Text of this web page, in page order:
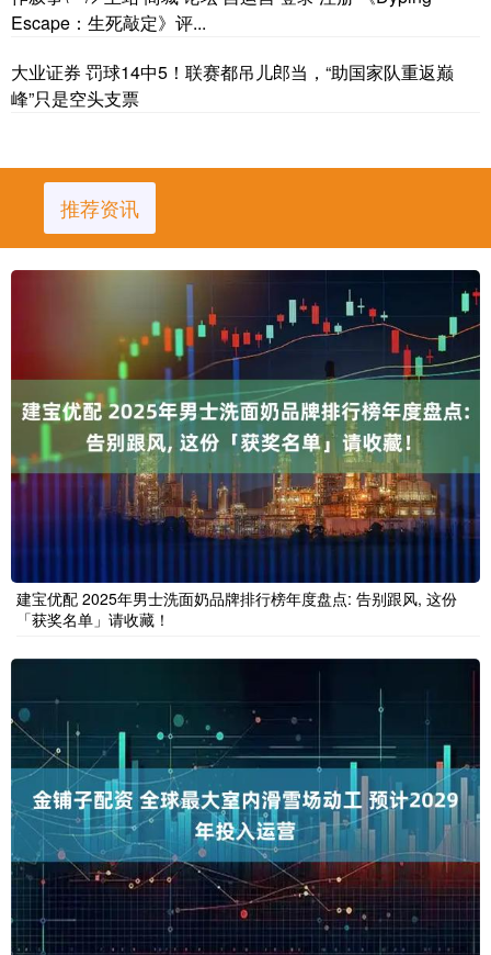
Escape：生死敲定》评...
大业证券 罚球14中5！联赛都吊儿郎当，“助国家队重返巅
峰”只是空头支票
推荐资讯
建宝优配 2025年男士洗面奶品牌排行榜年度盘点: 告别跟风, 这份
「获奖名单」请收藏！